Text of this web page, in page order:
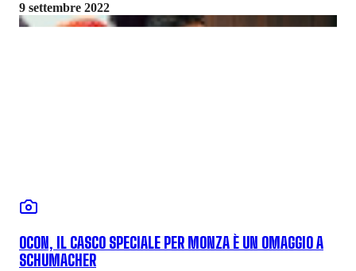
9 settembre 2022
OCON, IL CASCO SPECIALE PER MONZA È UN OMAGGIO A
SCHUMACHER